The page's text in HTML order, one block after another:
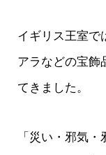
イギリス王室で
アラなどの宝飾
てきました。
「災い・邪気